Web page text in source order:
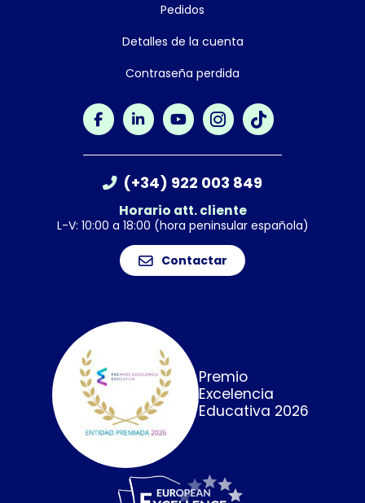
Pedidos
Detalles de la cuenta
Contraseña perdida
(+34) 922 003 849
Horario att. cliente
L-V: 10:00 a 18:00 (hora peninsular española)
Contactar
Premio
Excelencia
Educativa 2026